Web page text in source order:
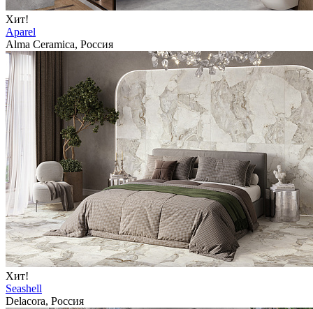
Хит!
Aparel
Alma Ceramica, Россия
Хит!
Seashell
Delacora, Россия